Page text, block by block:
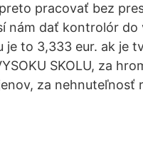
pracovať bez
nám dať kontrolór
je to 3,333 eur. ak je
SKOLU, za
za